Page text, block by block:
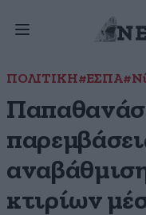
ΠΟΛΙΤΙΚΗ#ΕΣΠΑ
κτιρίων